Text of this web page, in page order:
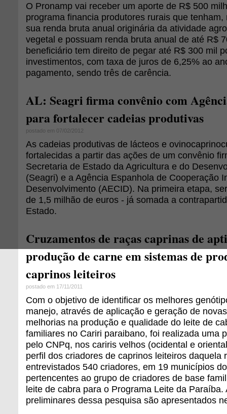
O Pronamp vai receber um aporte de R$ 500
programa financia produtores rurais que
sua renda bruta anual originária da atividade
vegetal e possuam renda bruta anual de até R$
beneficiário tem direito de pegar até R$ 300 mil
investimentos, com taxa de juros de 6,25% ao
pagamento, sendo três de carência.
AL: Seagri firma convênio com
para fortalecer cadeias produtivas
postado em 07/02/2012
As cadeias produtivas de lácteos e
fortalecidas a partir das ações de um convênio
Secretaria de Estado da Agricultura e do
(Seagri) e a Agência Espanhola de Cooperação
Desenvolvimento (AECID). Na primeira etapa,
de 1,5 milhão de euros - já somada a
Estado.
Cruzamentos de raças caprinas de
produção de carne em sistemas de
caprinos leiteiros
postado em 17/11/2011
Com o objetivo de identificar os melhores
manejo, através de aplicação e geração de
melhorias na produção e qualidade do leite de
familiares no Cariri paraibano, foi realizada uma
pelo CNPq, nos cariris velhos (ocidental e
perfil dos criadores de caprinos leiteiros daquela
entrevistados 540 criadores, em 19 municípios
pertencentes ao grupo de criadores de base
leite de cabra para o Programa Leite da Paraíba.
preliminares dessa pesquisa são apresentados